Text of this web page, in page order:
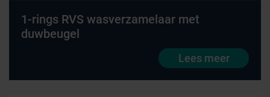
1-rings RVS wasverzamelaar met
duwbeugel
Lees meer